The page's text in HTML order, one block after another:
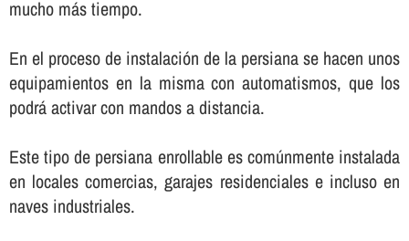
mucho más tiempo.
En el proceso de instalación de la persiana se hacen unos
equipamientos en la misma con automatismos, que los
podrá activar con mandos a distancia.
Este tipo de persiana enrollable es comúnmente instalada
en locales comercias, garajes residenciales e incluso en
naves industriales.